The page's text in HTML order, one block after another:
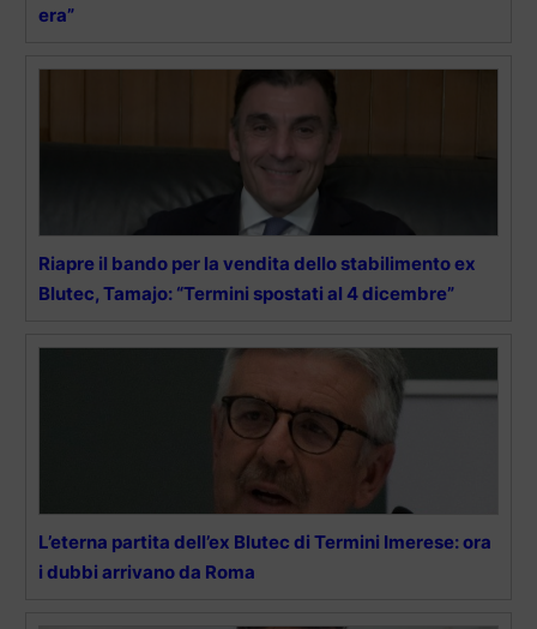
era”
Riapre il bando per la vendita dello stabilimento ex
Blutec, Tamajo: “Termini spostati al 4 dicembre”
L’eterna partita dell’ex Blutec di Termini Imerese: ora
i dubbi arrivano da Roma